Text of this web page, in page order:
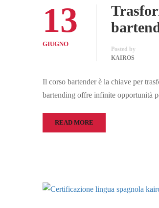
13
GIUGNO
Posted by
KAIROS
Il corso bartender è la chiave per
bartending offre infinite opportunità
READ MORE